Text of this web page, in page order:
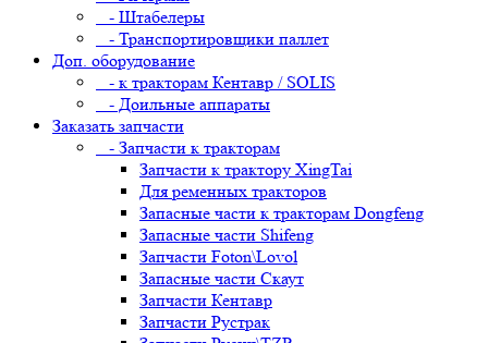
- Штабелеры
- Транспортировщики паллет
Доп. оборудование
- к тракторам Кентавр / SOLIS
- Доильные аппараты
Заказать запчасти
- Запчасти к тракторам
Запчасти к трактору XingTai
Для ременных тракторов
Запасные части к тракторам Dongfeng
Запасные части Shifeng
Запчасти Foton\Lovol
Запасные части Скаут
Запчасти Кентавр
Запчасти Рустрак